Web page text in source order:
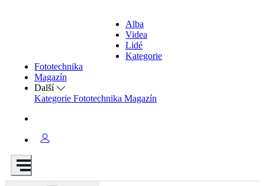
Alba
Videa
Lidé
Kategorie
Fototechnika
Magazín
Další
Kategorie Fototechnika Magazín